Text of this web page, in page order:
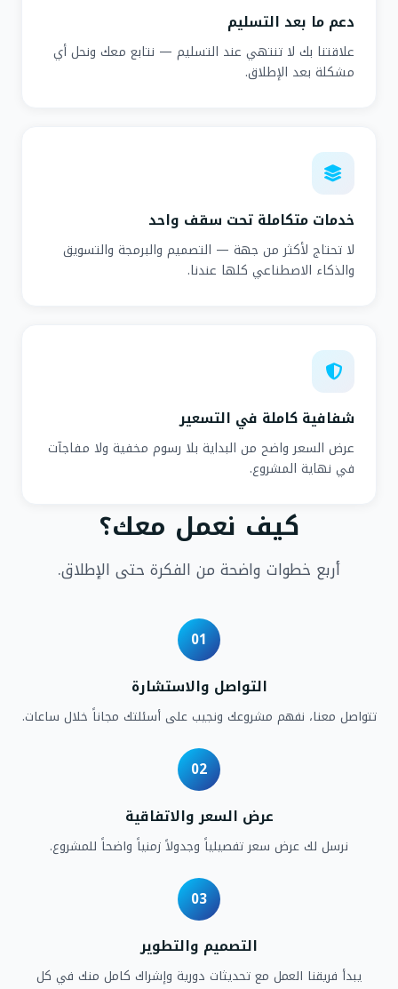
دعم ما بعد التسليم
علاقتنا بك لا تنتهي عند التسليم — نتابع معك ونحل أي
مشكلة بعد الإطلاق.
خدمات متكاملة تحت سقف واحد
لا تحتاج لأكثر من جهة — التصميم والبرمجة والتسويق
والذكاء الاصطناعي كلها عندنا.
شفافية كاملة في التسعير
عرض السعر واضح من البداية بلا رسوم مخفية ولا مفاجآت
في نهاية المشروع.
كيف نعمل معك؟
أربع خطوات واضحة من الفكرة حتى الإطلاق.
01
التواصل والاستشارة
تتواصل معنا، نفهم مشروعك ونجيب على أسئلتك مجاناً خلال ساعات.
02
عرض السعر والاتفاقية
نرسل لك عرض سعر تفصيلياً وجدولاً زمنياً واضحاً للمشروع.
03
التصميم والتطوير
يبدأ فريقنا العمل مع تحديثات دورية وإشراك كامل منك في كل